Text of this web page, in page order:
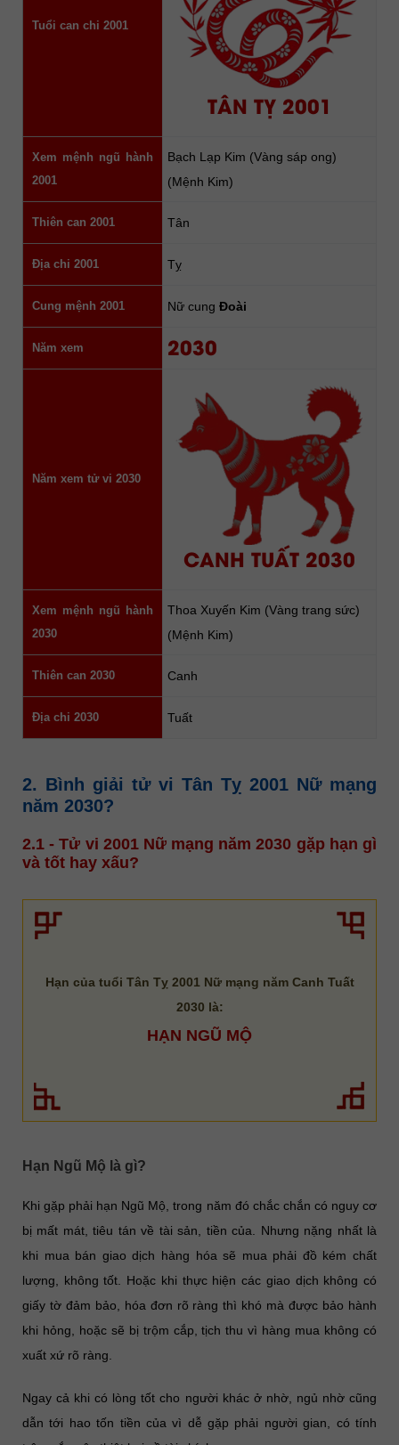
Tuổi can chi 2001
TÂN TỴ 2001
Xem mệnh ngũ hành
2001
Bạch Lạp Kim (Vàng sáp ong)
(Mệnh Kim)
Thiên can 2001 Tân
Địa chi 2001 Tỵ
Cung mệnh 2001 Nữ cung Đoài
Năm xem 2030
Năm xem tử vi 2030
CANH TUẤT 2030
Xem mệnh ngũ hành
2030
Thoa Xuyến Kim (Vàng trang sức)
(Mệnh Kim)
Thiên can 2030 Canh
Địa chi 2030 Tuất
2. Bình giải tử vi Tân Tỵ 2001 Nữ mạng
năm 2030?
2.1 - Tử vi 2001 Nữ mạng năm 2030 gặp hạn gì
và tốt hay xấu?
Hạn của tuổi Tân Tỵ 2001 Nữ mạng năm Canh Tuất
2030 là:
HẠN NGŨ MỘ
Hạn Ngũ Mộ là gì?
Khi gặp phải hạn Ngũ Mộ, trong năm đó chắc chắn có nguy cơ
bị mất mát, tiêu tán về tài sản, tiền của. Nhưng nặng nhất là
khi mua bán giao dịch hàng hóa sẽ mua phải đồ kém chất
lượng, không tốt. Hoặc khi thực hiện các giao dịch không có
giấy tờ đảm bảo, hóa đơn rõ ràng thì khó mà được bảo hành
khi hỏng, hoặc sẽ bị trộm cắp, tịch thu vì hàng mua không có
xuất xứ rõ ràng.
Ngay cả khi có lòng tốt cho người khác ở nhờ, ngủ nhờ cũng
dẫn tới hao tốn tiền của vì dễ gặp phải người gian, có tính